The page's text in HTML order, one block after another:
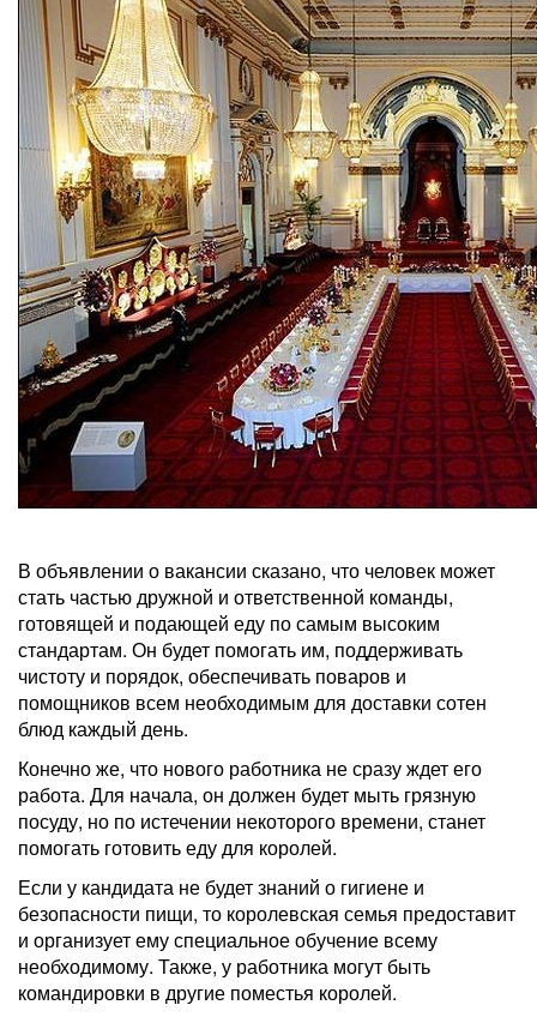
В объявлении о вакансии сказано, что человек может
стать частью дружной и ответственной команды,
готовящей и подающей еду по самым высоким
стандартам. Он будет помогать им, поддерживать
чистоту и порядок, обеспечивать поваров и
помощников всем необходимым для доставки сотен
блюд каждый день.
Конечно же, что нового работника не сразу ждет его
работа. Для начала, он должен будет мыть грязную
посуду, но по истечении некоторого времени, станет
помогать готовить еду для королей.
Если у кандидата не будет знаний о гигиене и
безопасности пищи, то королевская семья предоставит
и организует ему специальное обучение всему
необходимому. Также, у работника могут быть
командировки в другие поместья королей.